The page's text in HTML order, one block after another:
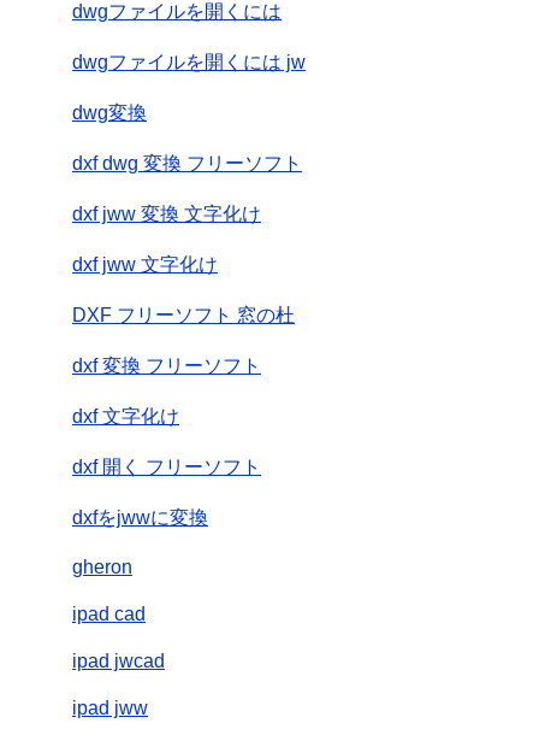
dwgファイルを開くには
dwgファイルを開くには jw
dwg変換
dxf dwg 変換 フリーソフト
dxf jww 変換 文字化け
dxf jww 文字化け
DXF フリーソフト 窓の杜
dxf 変換 フリーソフト
dxf 文字化け
dxf 開く フリーソフト
dxfをjwwに変換
gheron
ipad cad
ipad jwcad
ipad jww